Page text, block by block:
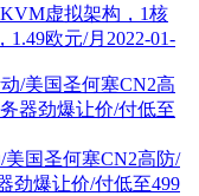
虚拟架构，1核
1.49欧元/月 2022-01-
国圣何塞CN2高防/
劲爆让价/付低至499